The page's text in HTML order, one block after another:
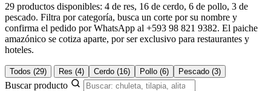
29 productos disponibles: 4 de res, 16 de cerdo, 6 de pollo, 3 de
pescado. Filtra por categoría, busca un corte por su nombre y
confirma el pedido por WhatsApp al +593 98 821 9382. El paiche
amazónico se cotiza aparte, por ser exclusivo para restaurantes y
hoteles.
Todos (29) Res (4) Cerdo (16) Pollo (6) Pescado (3)
Buscar producto